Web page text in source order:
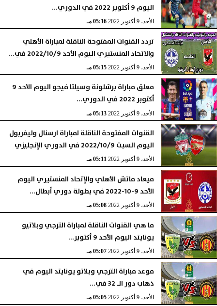
اليوم 9 أكتوبر 2022 في الدوري...
الأحد، 9 أكتوبر 2022 05:16 مـ
تردد القنوات المفتوحة الناقلة لمباراة الأهلي
والاتحاد المنستيري اليوم الأحد 2022/10/9 في...
الأحد، 9 أكتوبر 2022 05:15 مـ
معلق مباراة برشلونة وسيلتا فيجو اليوم الأحد 9
أكتوبر 2022 في الدوري...
الأحد، 9 أكتوبر 2022 05:13 مـ
القنوات المفتوحة الناقلة لمباراة ارسنال وليفربول
اليوم السبت 2022/10/9 في الدوري الإنجليزي
الأحد، 9 أكتوبر 2022 05:11 مـ
ميعاد ماتش الأهلي والإتحاد المنستيري اليوم
الأحد 9-10-2022 في بطولة دوري أبطال...
الأحد، 9 أكتوبر 2022 05:08 مـ
ما هي القنوات الناقلة لمباراة الترجي وبلاتيو
يونايتد اليوم الأحد 9 أكتوبر...
الأحد، 9 أكتوبر 2022 05:07 مـ
موعد مباراة الترجي وبلاتو يونايتد اليوم في
ذهاب دور الـ 32 في...
الأحد، 9 أكتوبر 2022 05:05 مـ